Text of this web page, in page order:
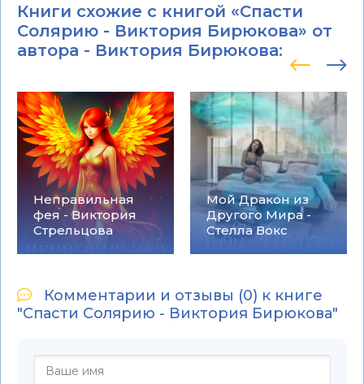
Книги схожие с книгой «Спасти
Солярию - Виктория Бирюкова» от
автора - Виктория Бирюкова:
Неправильная
фея - Виктория
Стрельцова
Мой Дракон из
Другого Мира -
Стелла Вокс
Комментарии и отзывы (0) к книге
"Спасти Солярию - Виктория Бирюкова"